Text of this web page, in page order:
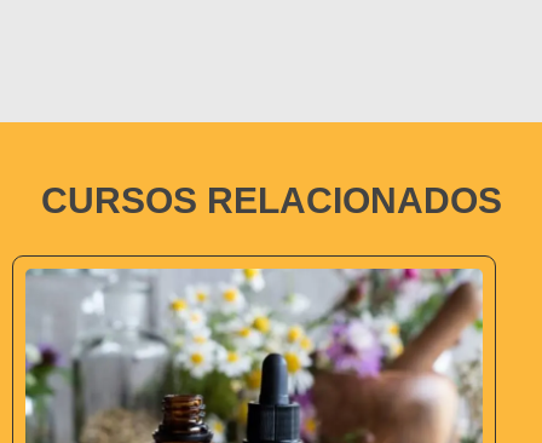
CURSOS RELACIONADOS